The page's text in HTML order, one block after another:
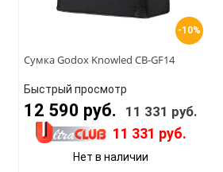
-10%
Сумка Godox Knowled CB-GF14
Быстрый просмотр
12 590 руб. 11 331 руб.
11 331 руб.
Нет в наличии